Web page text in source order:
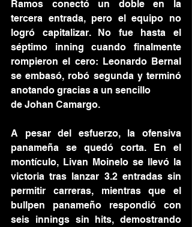
Ramos conectó un doble en la
tercera entrada, pero el equipo no
logró capitalizar. No fue hasta el
séptimo inning cuando finalmente
rompieron el cero: Leonardo Bernal
se embasó, robó segunda y terminó
anotando gracias a un sencillo
de Johan Camargo.
A pesar del esfuerzo, la ofensiva
panameña se quedó corta. En el
montículo, Livan Moinelo se llevó la
victoria tras lanzar 3.2 entradas sin
permitir carreras, mientras que el
bullpen panameño respondió con
seis innings sin hits, demostrando